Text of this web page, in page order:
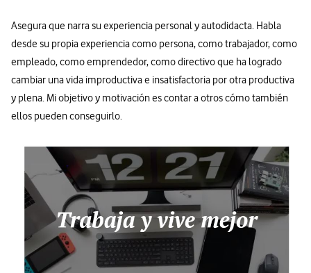
Asegura que narra su experiencia personal y autodidacta. Habla
desde su propia experiencia como persona, como trabajador, como
empleado, como emprendedor, como directivo que ha logrado
cambiar una vida improductiva e insatisfactoria por otra productiva
y plena. Mi objetivo y motivación es contar a otros cómo también
ellos pueden conseguirlo.